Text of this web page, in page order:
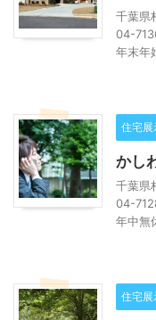
千葉県
04-
年末年
住宅展
かし
千葉県
04-
年中無
住宅展